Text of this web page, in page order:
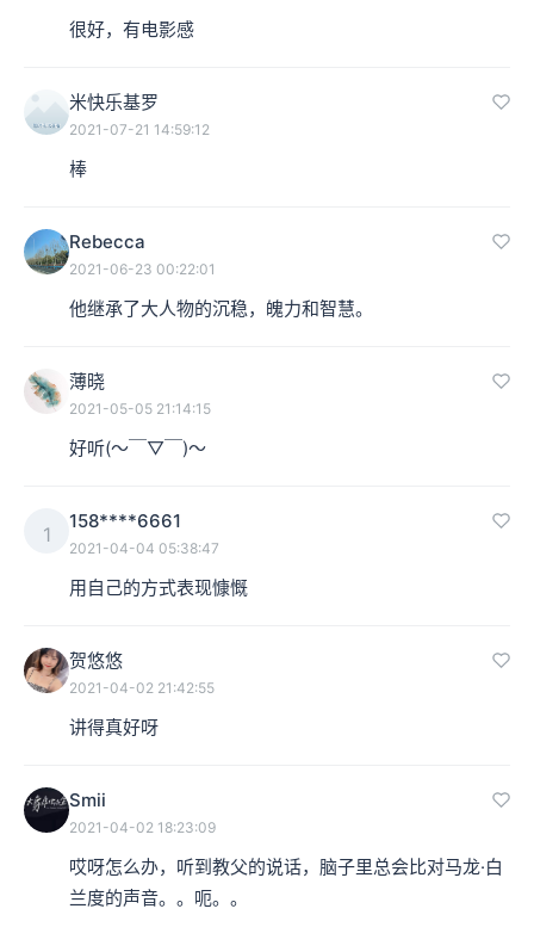
很好，有电影感
米快乐基罗
2021-07-21 14:59:12
棒
Rebecca
2021-06-23 00:22:01
他继承了大人物的沉稳，魄力和智慧。
薄晓
2021-05-05 21:14:15
好听(〜￣▽￣)〜
1
158****6661
2021-04-04 05:38:47
用自己的方式表现慷慨
贺悠悠
2021-04-02 21:42:55
讲得真好呀
Smii
2021-04-02 18:23:09
哎呀怎么办，听到教父的说话，脑子里总会比对马龙·白
兰度的声音。。呃。。